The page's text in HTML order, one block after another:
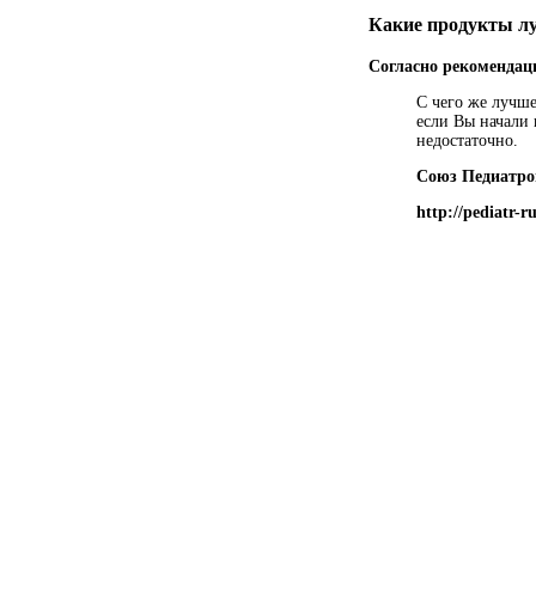
Какие продукты
Согласно
С чего же
если Вы начали
недостаточно.
Союз
http://pediatr-